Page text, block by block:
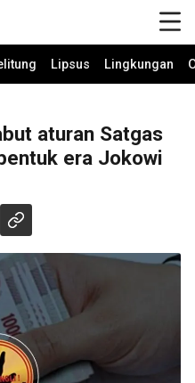
Lipsus Lingkungan
aturan Satgas
era Jokowi